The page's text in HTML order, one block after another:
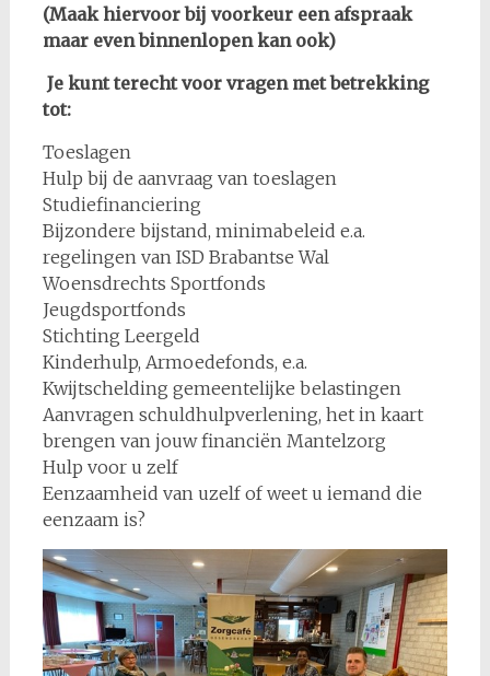
(Maak hiervoor bij voorkeur een afspraak
maar even binnenlopen kan ook)
Je kunt terecht voor vragen met betrekking
tot:
Toeslagen
Hulp bij de aanvraag van toeslagen
Studiefinanciering
Bijzondere bijstand, minimabeleid e.a.
regelingen van ISD Brabantse Wal
Woensdrechts Sportfonds
Jeugdsportfonds
Stichting Leergeld
Kinderhulp, Armoedefonds, e.a.
Kwijtschelding gemeentelijke belastingen
Aanvragen schuldhulpverlening, het in kaart
brengen van jouw financiën Mantelzorg
Hulp voor u zelf
Eenzaamheid van uzelf of weet u iemand die
eenzaam is?